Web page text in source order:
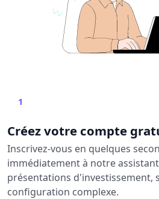
1
Créez votre compte
Inscrivez-vous en quelques
immédiatement à notre
présentations d'investissement,
configuration complexe.